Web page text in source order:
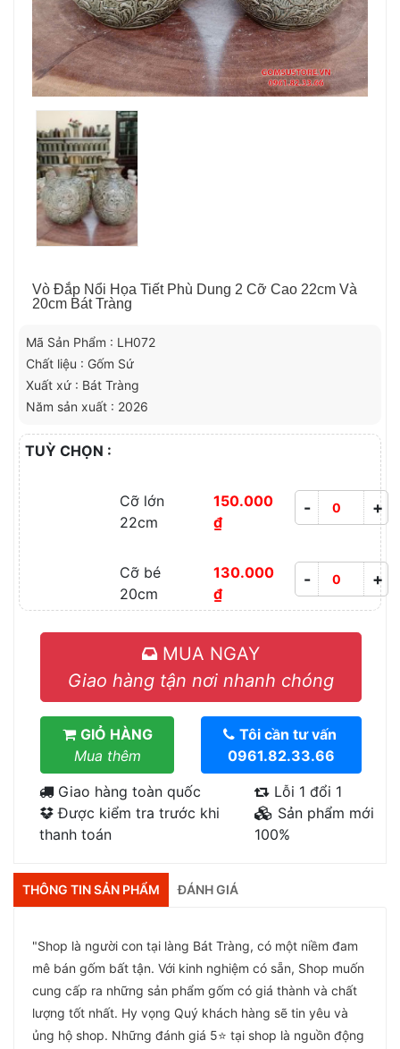
Vò Đắp Nổi Họa Tiết Phù Dung 2 Cỡ Cao 22cm Và
20cm Bát Tràng
Mã Sản Phẩm : LH072
Chất liệu : Gốm Sứ
Xuất xứ : Bát Tràng
Năm sản xuất : 2026
TUỲ CHỌN :
Cỡ lớn
22cm
150.000
₫
- +
Cỡ bé
20cm
130.000
₫
- +
MUA NGAY
Giao hàng tận nơi nhanh chóng
GIỎ HÀNG
Mua thêm
Tôi cần tư vấn
0961.82.33.66
Giao hàng toàn quốc
Được kiểm tra trước khi
thanh toán
Lỗi 1 đổi 1
Sản phẩm mới
100%
THÔNG TIN SẢN PHẨM ĐÁNH GIÁ
"Shop là người con tại làng Bát Tràng, có một niềm đam
mê bán gốm bất tận. Với kinh nghiệm có sẵn, Shop muốn
cung cấp ra những sản phẩm gốm có giá thành và chất
lượng tốt nhất. Hy vọng Quý khách hàng sẽ tin yêu và
ủng hộ shop. Những đánh giá 5⭐ tại shop là nguồn động